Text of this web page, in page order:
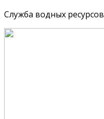
Служба водных ресурсов